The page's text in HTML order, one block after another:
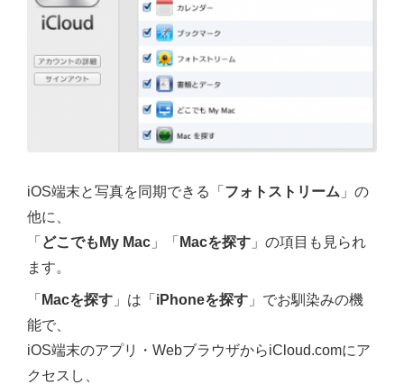
iOS端末と写真を同期できる「 フォトストリーム 」の
他に、
「 どこでもMy Mac 」「 Macを探す 」の項目も見られ
ます。
「 Macを探す 」は「 iPhoneを探す 」でお馴染みの機
能で、
iOS端末のアプリ・WebブラウザからiCloud.comにア
クセスし、